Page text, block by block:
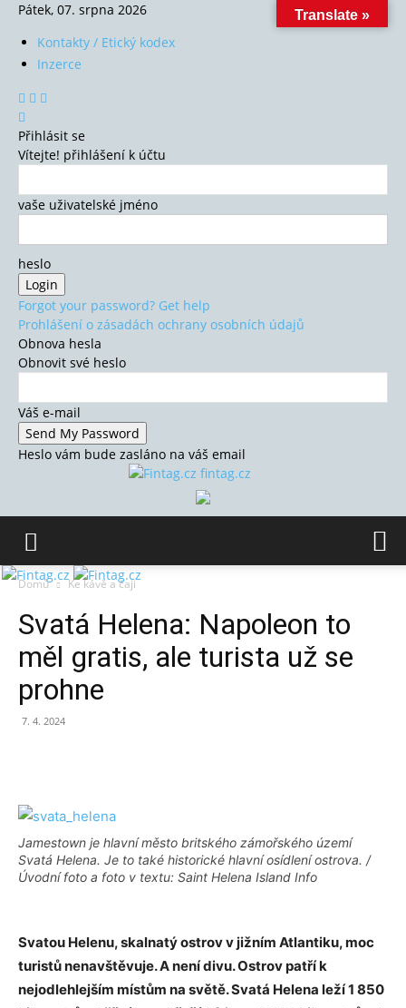
Pátek, 07. srpna 2026
Kontakty / Etický kodex
Inzerce
Přihlásit se
Vítejte! přihlášení k účtu
vaše uživatelské jméno
heslo
Forgot your password? Get help
Prohlášení o zásadách ochrany osobních údajů
Obnova hesla
Obnovit své heslo
Váš e-mail
Heslo vám bude zasláno na váš email
fintag.cz
Domů Ke kávě a čaji
Svatá Helena: Napoleon to
měl gratis, ale turista už se
prohne
7. 4. 2024
Jamestown je hlavní město britského zámořského území
Svatá Helena. Je to také historické hlavní osídlení ostrova. /
Úvodní foto a foto v textu: Saint Helena Island Info
Svatou Helenu, skalnatý ostrov v jižním Atlantiku, moc
turistů nenavštěvuje. A není divu. Ostrov patří k
nejodlehlejším místům na světě. Svatá Helena leží 1 850
Translate »